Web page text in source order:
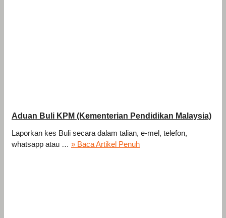
Aduan Buli KPM (Kementerian Pendidikan Malaysia)
Laporkan kes Buli secara dalam talian, e-mel, telefon,
whatsapp atau … » Baca Artikel Penuh